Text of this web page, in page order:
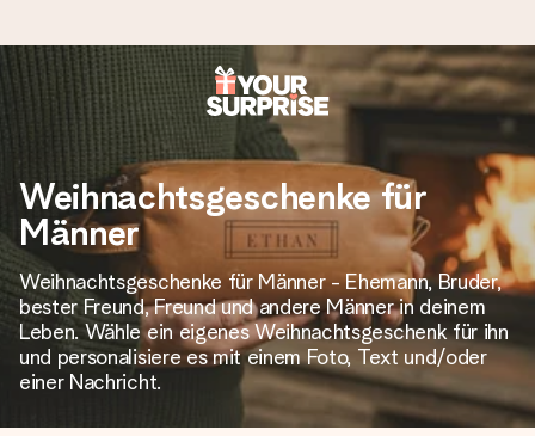
Heute bestellt, in 1 Werktag verschickt
Wir bereiten dein Geschenk sorgfältig vor und schicken es
blitzschnell – damit du es genau zum richtigen Zeitpunkt
überreichen kannst, wenn es am meisten zählt.
4,8 (basierend auf +15.000 Bewertungen)
Unsere Geschenke begeistern. Kunden bewerten uns mit
4,8 bei Google Reviews (Gesamtergebnis aller Länder, in
Weihnachtsgeschenke für
Männer
Weihnachtsgeschenke für Männer - Ehemann, Bruder,
bester Freund, Freund und andere Männer in deinem
Leben. Wähle ein eigenes Weihnachtsgeschenk für ihn
und personalisiere es mit einem Foto, Text und/oder
einer Nachricht.